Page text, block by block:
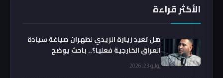
الأكثر قراءة
هل تعيد زيارة الزيدي لطهران صياغة سيادة
العراق الخارجية فعليا؟.. باحث يوضح
يوليو 23, 2026